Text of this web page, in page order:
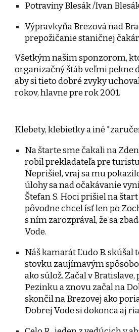
Potraviny Blesák /Ivan
Výpravkyňa Brezová nad
prepožičanie staničnej
Všetkým našim sponzorom,
organizačný štáb veľmi pekne
aby si tieto dobré zvyky
rokov, hlavne pre rok 2001.
Klebety, klebietky a iné
Na štarte sme čakali na
robil prekladateľa pre
Neprišiel, vraj sa mu
úlohy sa nad očakávanie
Štefan S. Hoci prišiel na
pôvodne chcel ísť len po
s ním zarozprával, že sa
Vode.
Náš kamarát Ľudo B. skúšal
stovku zaujímavým
ako súlož. Začal v Bratislave,
Pezinku a znovu začal na
skončil na Brezovej ako
Dobrej Vode si dokonca aj